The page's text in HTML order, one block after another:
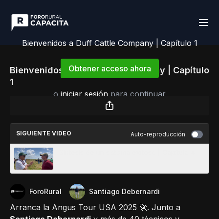
Bienvenidos a Duff Cattle Company | Capítulo 1
Obtener acceso ahora
o iniciar sesión para continuar
Bienvenidos a Duff Cattle Company | Capítulo
1
SIGUIENTE VIDEO Auto-reproducción
ForoRural Santiago Debernardi
Arranca la Angus Tour USA 2025 🚀. Junto a